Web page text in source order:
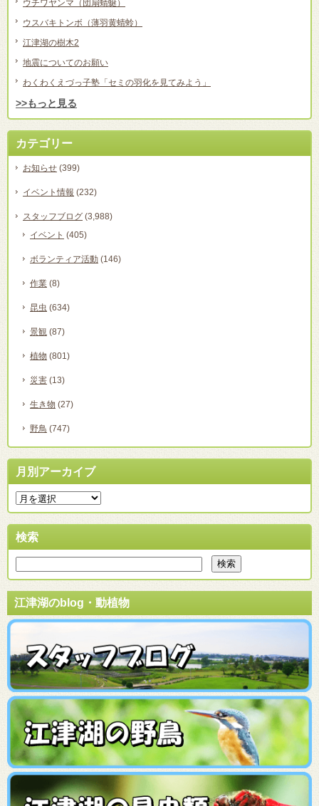
ウチワヤンマ（団扇蜻蜒）
ウスバキトンボ（薄羽黄蜻蛉）
江津湖の樹木2
地震についてのお願い
わくわくえづっ子塾「セミの羽化を見てみよう」
>>もっと見る
カテゴリー
お知らせ (399)
イベント情報 (232)
スタッフブログ (3,988)
イベント (405)
ボランティア活動 (146)
作業 (8)
昆虫 (634)
景観 (87)
植物 (801)
災害 (13)
生き物 (27)
野鳥 (747)
月別アーカイブ
検索
江津湖のblog・動植物